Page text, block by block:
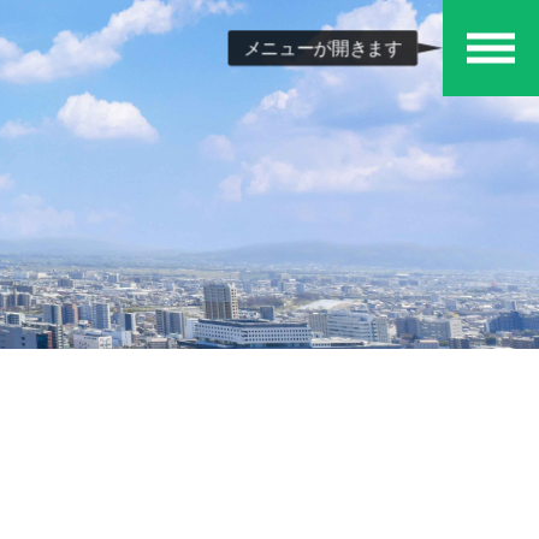
メニューが開きます
メ
ニュ